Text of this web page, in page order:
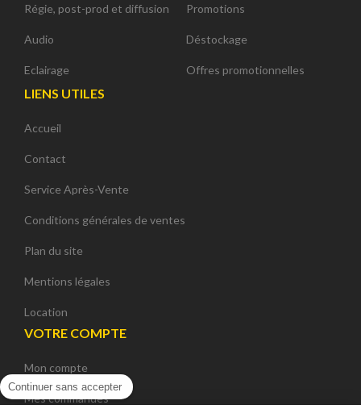
Régie, post-prod et diffusion
Audio
Eclairage
Promotions
Déstockage
Offres promotionnelles
LIENS UTILES
Accueil
Contact
Service Après-Vente
Conditions générales de ventes
Plan du site
Mentions légales
Location
VOTRE COMPTE
Mon compte
Mes commandes
Continuer sans accepter